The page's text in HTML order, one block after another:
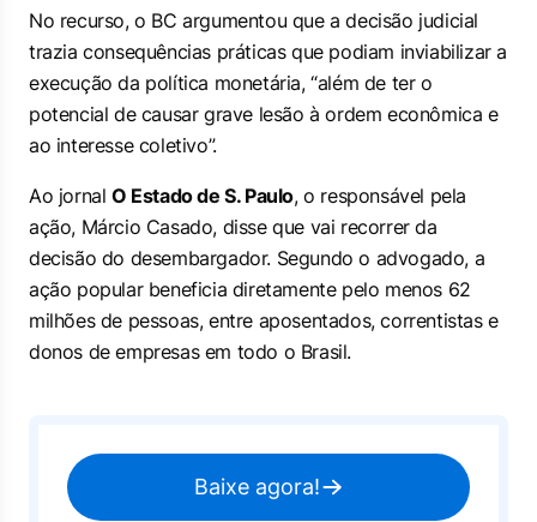
No recurso, o BC argumentou que a decisão judicial
trazia consequências práticas que podiam inviabilizar a
execução da política monetária, “além de ter o
potencial de causar grave lesão à ordem econômica e
ao interesse coletivo”.
Ao jornal O Estado de S. Paulo, o responsável pela
ação, Márcio Casado, disse que vai recorrer da
decisão do desembargador. Segundo o advogado, a
ação popular beneficia diretamente pelo menos 62
milhões de pessoas, entre aposentados, correntistas e
donos de empresas em todo o Brasil.
Baixe agora!